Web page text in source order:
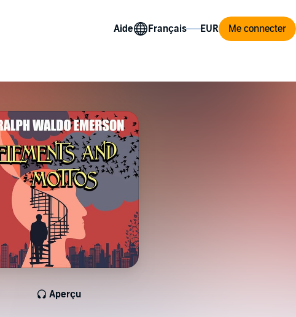
Aide Me connecter
Aperçu